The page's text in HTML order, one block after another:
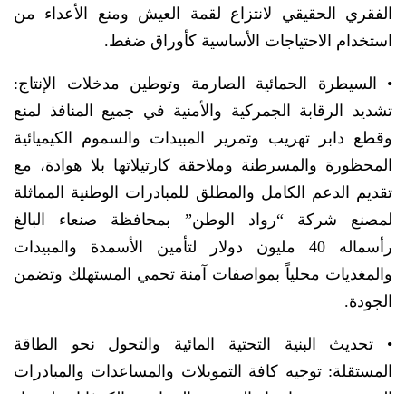
الفقري الحقيقي لانتزاع لقمة العيش ومنع الأعداء من
استخدام الاحتياجات الأساسية كأوراق ضغط.
• السيطرة الحمائية الصارمة وتوطين مدخلات الإنتاج:
تشديد الرقابة الجمركية والأمنية في جميع المنافذ لمنع
وقطع دابر تهريب وتمرير المبيدات والسموم الكيميائية
المحظورة والمسرطنة وملاحقة كارتيلاتها بلا هوادة، مع
تقديم الدعم الكامل والمطلق للمبادرات الوطنية المماثلة
لمصنع شركة “رواد الوطن” بمحافظة صنعاء البالغ
رأسماله 40 مليون دولار لتأمين الأسمدة والمبيدات
والمغذيات محلياً بمواصفات آمنة تحمي المستهلك وتضمن
الجودة.
• تحديث البنية التحتية المائية والتحول نحو الطاقة
المستقلة: توجيه كافة التمويلات والمساعدات والمبادرات